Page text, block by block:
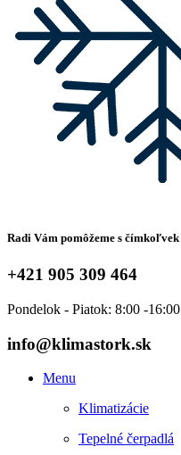
Radi Vám pomôžeme s čímkoľvek
+421 905 309 464
Pondelok - Piatok: 8:00 -16:00
info@klimastork.sk
Menu
Klimatizácie
Tepelné čerpadlá